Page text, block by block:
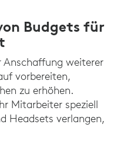
Budgets für
Anschaffung weiterer
vorbereiten,
zu erhöhen.
Mitarbeiter speziell
Headsets verlangen,